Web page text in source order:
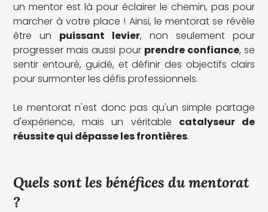
un mentor est là pour éclairer le chemin, pas pour
marcher à votre place ! Ainsi, le mentorat se révèle
être un puissant levier, non seulement pour
progresser mais aussi pour prendre confiance, se
sentir entouré, guidé, et définir des objectifs clairs
pour surmonter les défis professionnels.
Le mentorat n'est donc pas qu'un simple partage
d'expérience, mais un véritable catalyseur de
réussite qui dépasse les frontières.
Quels sont les bénéfices du mentorat
?